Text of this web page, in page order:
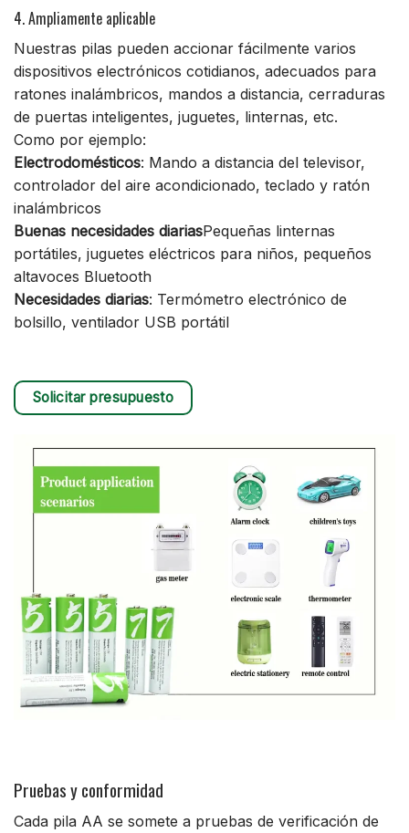
4. Ampliamente aplicable
Nuestras pilas pueden accionar fácilmente varios
dispositivos electrónicos cotidianos, adecuados para
ratones inalámbricos, mandos a distancia, cerraduras
de puertas inteligentes, juguetes, linternas, etc.
Como por ejemplo:
Electrodomésticos: Mando a distancia del televisor,
controlador del aire acondicionado, teclado y ratón
inalámbricos
Buenas necesidades diariasPequeñas linternas
portátiles, juguetes eléctricos para niños, pequeños
altavoces Bluetooth
Necesidades diarias: Termómetro electrónico de
bolsillo, ventilador USB portátil
Solicitar presupuesto
Pruebas y conformidad
Cada pila AA se somete a pruebas de verificación de